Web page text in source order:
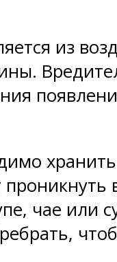
из
чае или